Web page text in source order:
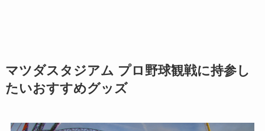
マツダスタジアム プロ野球観戦に持参し
たいおすすめグッズ